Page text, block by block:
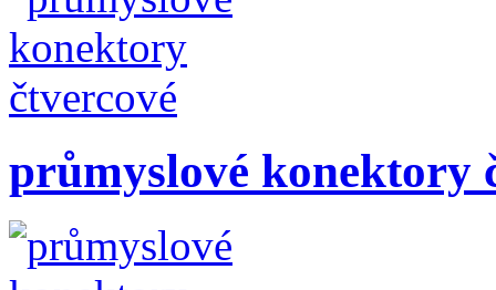
průmyslové konektory